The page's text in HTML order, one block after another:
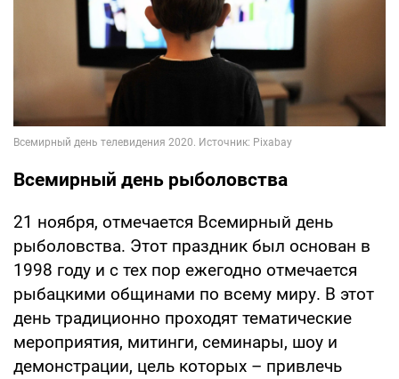
Всемирный день рыболовства
21 ноября, отмечается Всемирный день
рыболовства. Этот праздник был основан в
1998 году и с тех пор ежегодно отмечается
рыбацкими общинами по всему миру. В этот
день традиционно проходят тематические
мероприятия, митинги, семинары, шоу и
демонстрации, цель которых – привлечь